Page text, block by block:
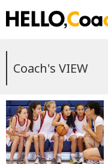
Coach's VIEW